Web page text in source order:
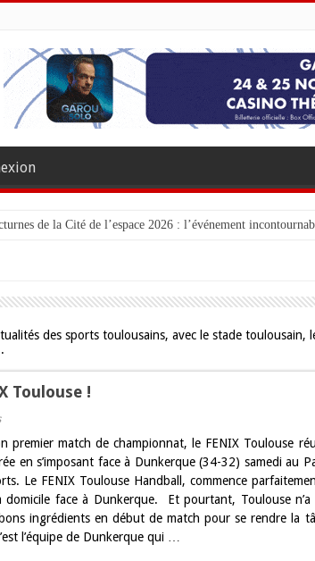
de la Cité de l’espace 2026 : l’événement
des sports toulousains, avec le stade toulousain,
Toulouse !
sur
réussie
pour
le
FENIX
Toulouse
!
premier match de championnat, le FENIX Toulouse
en s’imposant face à Dunkerque (34-32) samedi au
Le FENIX Toulouse Handball, commence
domicile face à Dunkerque. Et pourtant, Toulouse n’a
ingrédients en début de match pour se rendre la
l’équipe de Dunkerque qui …